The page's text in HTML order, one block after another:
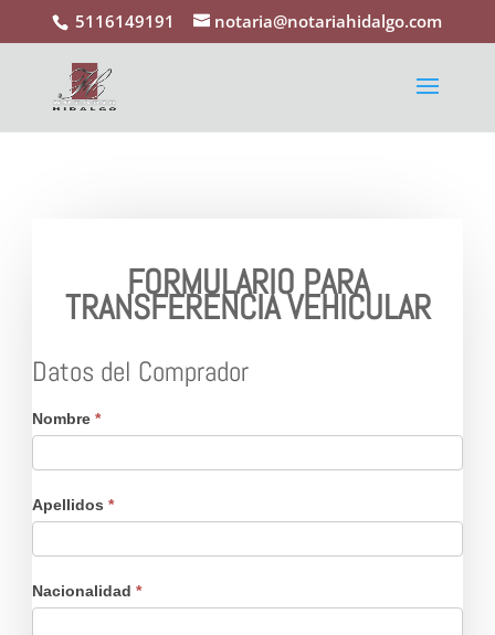
5116149191 notaria@notariahidalgo.com
FORMULARIO PARA
TRANSFERENCIA VEHICULAR
Formulario
Transferencia
Datos del Comprador
Nombre*
Apellidos*
Nacionalidad*